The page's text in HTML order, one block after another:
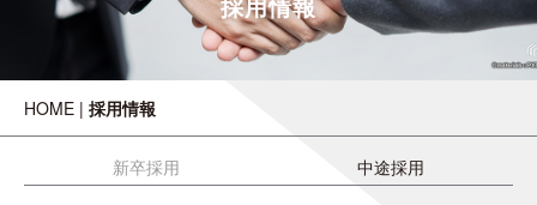
採用情報
HOME | 採用情報
新卒採用 中途採用